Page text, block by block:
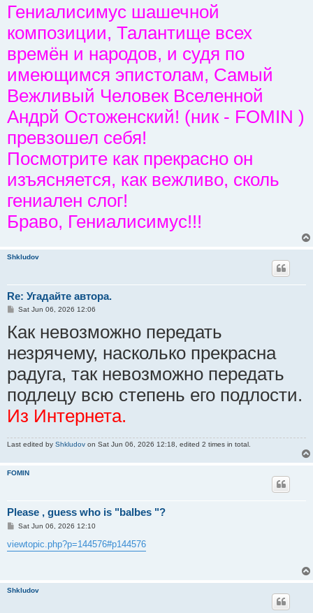
Гениалисимус шашечной
композиции, Талантище всех
времён и народов, и судя по
имеющимся эпистолам, Самый
Вежливый Человек Вселенной
Андрй Остоженский! (ник - FOMIN )
превзошел себя!
Посмотрите как прекрасно он
изъясняется, как вежливо, сколь
гениален слог!
Браво, Гениалисимус!!!
Shkludov
Re: Угадайте автора.
P
s
t
Sat Jun 06, 2026 12:06
Как невозможно передать
незрячему, насколько прекрасна
радуга, так невозможно передать
подлецу всю степень его подлости.
Из Интернета.
Last edited by Shkludov on Sat Jun 06, 2026 12:18, edited 2 times in total.
FOMIN
Please , guess who is "balbes "?
P
s
t
Sat Jun 06, 2026 12:10
viewtopic.php?p=144576#p144576
Shkludov